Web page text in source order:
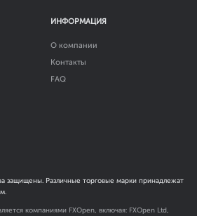
ИНФОРМАЦИЯ
О компании
Контакты
FAQ
защищены. Различные торговые марки принадлежат
компаниями FXOpen, включая: FXOpen Ltd,